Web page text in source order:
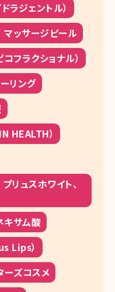
ラジェントル）
マッサージピール
フラクショナル）
リング
HEALTH）
リュスホワイト、
キサム酸
Lips）
ーズコスメ